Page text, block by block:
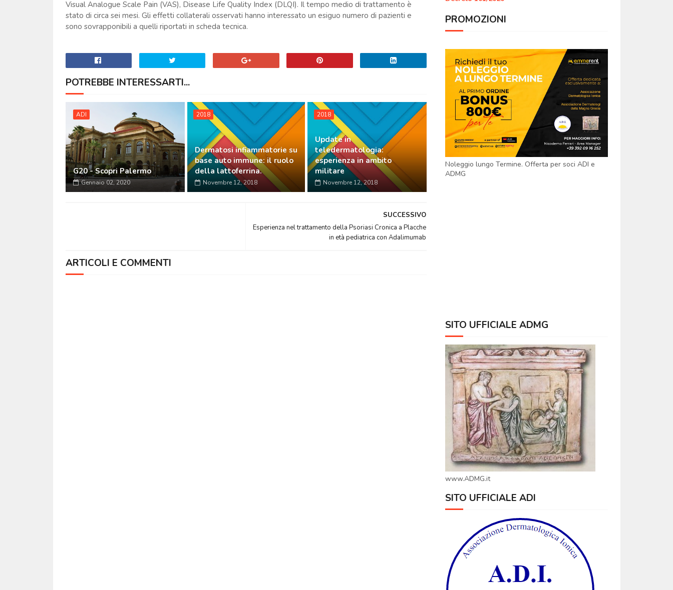
Visual Analogue Scale Pain (VAS), Disease Life Quality Index (DLQI). Il tempo medio di trattamento è
stato di circa sei mesi. Gli effetti collaterali osservati hanno interessato un esiguo numero di pazienti e
sono sovrapponibili a quelli riportati in scheda tecnica.
POTREBBE INTERESSARTI...
ADI
G20 - Scopri Palermo
Gennaio 02, 2020
2018
Dermatosi infiammatorie su
base auto immune: il ruolo
della lattoferrina.
Novembre 12, 2018
2018
Update in
teledermatologia:
esperienza in ambito
militare
Novembre 12, 2018
SUCCESSIVO
Esperienza nel trattamento della Psoriasi Cronica a Placche
in età pediatrica con Adalimumab
ARTICOLI E COMMENTI
PROMOZIONI
Noleggio lungo Termine. Offerta per soci ADI e
ADMG
SITO UFFICIALE ADMG
www.ADMG.it
SITO UFFICIALE ADI